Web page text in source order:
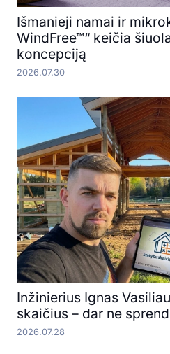
Išmanieji namai ir
WindFree™“ keičia
koncepciją
2026.07.30
Inžinierius Ignas
skaičius – dar ne
2026.07.28